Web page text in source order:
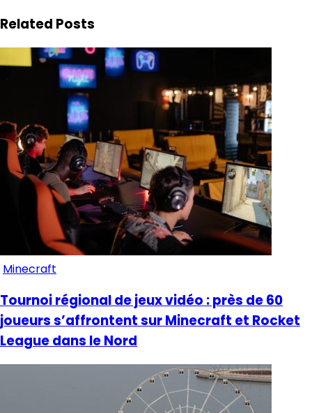
Related Posts
Minecraft
Tournoi régional de jeux vidéo : près de 60
joueurs s’affrontent sur Minecraft et Rocket
League dans le Nord